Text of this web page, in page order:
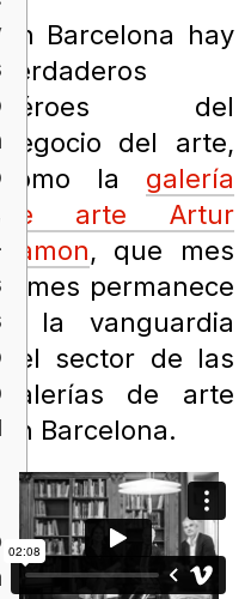
En Barcelona hay
verdaderos
héroes del
negocio del arte,
como la galería
de arte Artur
Ramon, que mes
a mes permanece
a la vanguardia
del sector de las
galerías de arte
en Barcelona.